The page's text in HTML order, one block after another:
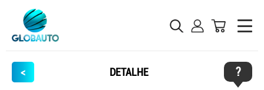
< DETALHE ?